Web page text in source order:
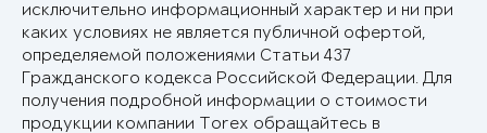
исключительно информационный характер и ни при
каких условиях не является публичной офертой,
определяемой положениями Статьи 437
Гражданского кодекса Российской Федерации. Для
получения подробной информации о стоимости
продукции компании Torex обращайтесь в